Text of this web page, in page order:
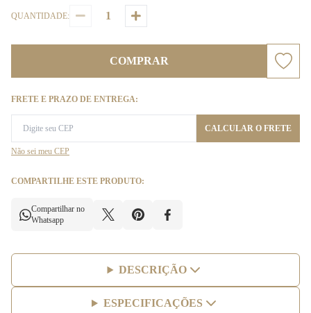
QUANTIDADE:
COMPRAR
FRETE E PRAZO DE ENTREGA:
CALCULAR O FRETE
Não sei meu CEP
COMPARTILHE ESTE PRODUTO:
Compartilhar no
Whatsapp
DESCRIÇÃO
ESPECIFICAÇÕES